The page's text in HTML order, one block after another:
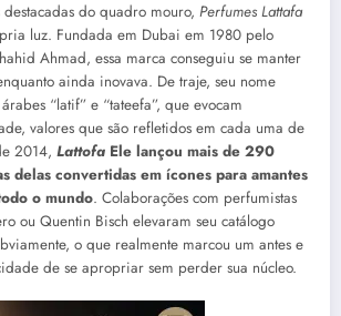
destacadas do quadro mouro, Perfumes Lattafa
luz. Fundada em Dubai em 1980 pelo
Ahmad, essa marca conseguiu se manter
ainda inovava. De traje, seu nome
“latif” e “tateefa”, que evocam
valores que são refletidos em cada uma de
2014, Lattofa Ele lançou mais de 290
delas convertidas em ícones para amantes
o mundo. Colaborações com perfumistas
ou Quentin Bisch elevaram seu catálogo
o que realmente marcou um antes e
de se apropriar sem perder sua núcleo.